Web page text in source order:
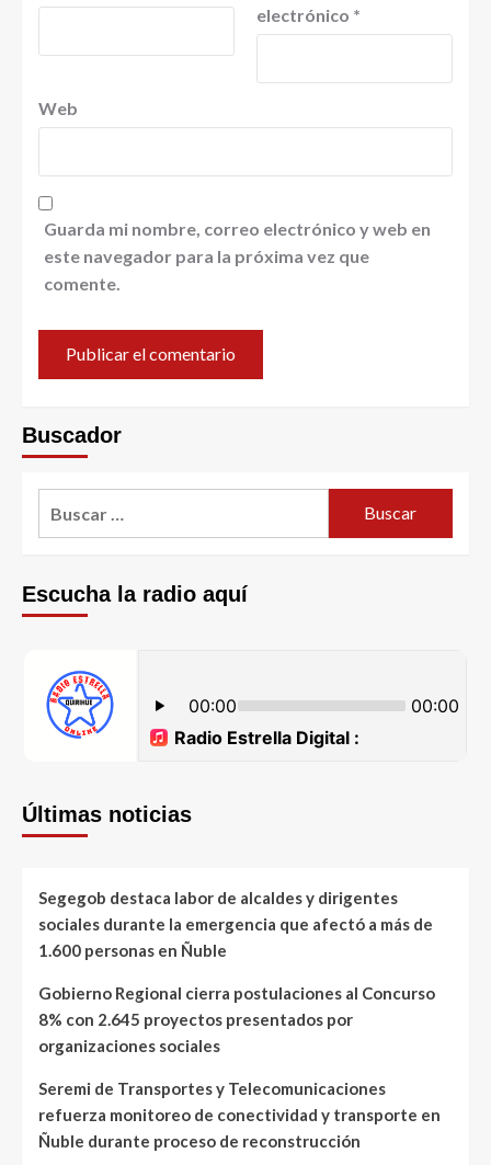
electrónico *
Web
Guarda mi nombre, correo electrónico y web en
este navegador para la próxima vez que
comente.
Buscador
Escucha la radio aquí
Últimas noticias
Segegob destaca labor de alcaldes y dirigentes
sociales durante la emergencia que afectó a más de
1.600 personas en Ñuble
Gobierno Regional cierra postulaciones al Concurso
8% con 2.645 proyectos presentados por
organizaciones sociales
Seremi de Transportes y Telecomunicaciones
refuerza monitoreo de conectividad y transporte en
Ñuble durante proceso de reconstrucción